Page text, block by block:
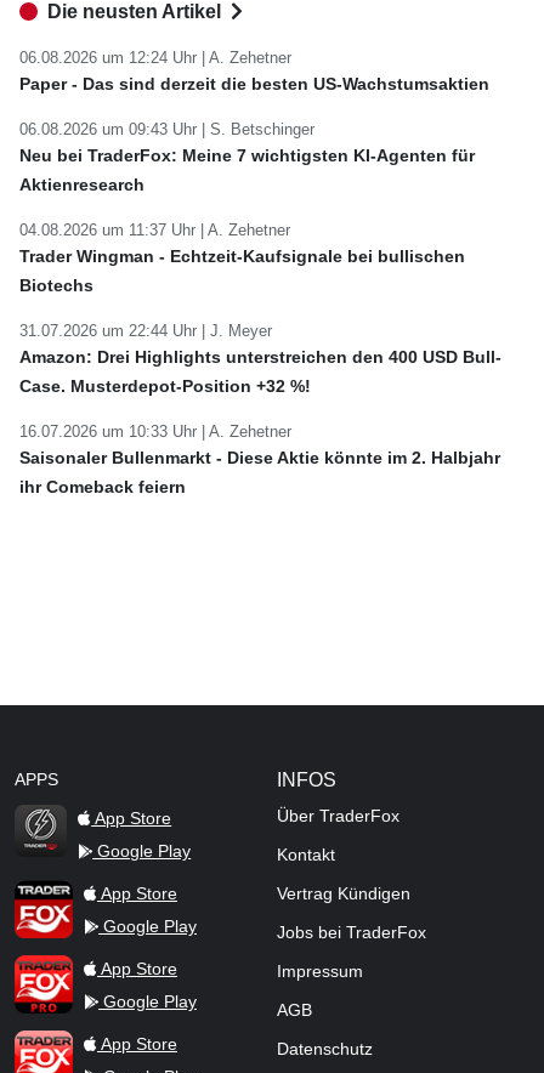
Die neusten Artikel
06.08.2026 um 12:24 Uhr | A. Zehetner
Paper - Das sind derzeit die besten US-Wachstumsaktien
06.08.2026 um 09:43 Uhr | S. Betschinger
Neu bei TraderFox: Meine 7 wichtigsten KI-Agenten für
Aktienresearch
04.08.2026 um 11:37 Uhr | A. Zehetner
Trader Wingman - Echtzeit-Kaufsignale bei bullischen
Biotechs
31.07.2026 um 22:44 Uhr | J. Meyer
Amazon: Drei Highlights unterstreichen den 400 USD Bull-
Case. Musterdepot-Position +32 %!
16.07.2026 um 10:33 Uhr | A. Zehetner
Saisonaler Bullenmarkt - Diese Aktie könnte im 2. Halbjahr
ihr Comeback feiern
APPS
TraderFox Flash
App Store
Google Play
TraderFox AppApp Store
Google Play
TraderFox ProApp Store
Google Play
TraderFox dpa-AFX ProFeed
App Store
INFOS
Über TraderFox
Kontakt
Vertrag Kündigen
Jobs bei TraderFox
Impressum
AGB
Datenschutz